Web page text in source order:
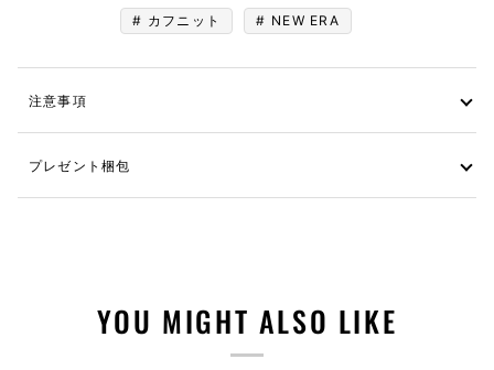
カフニット NEW ERA
注意事項
プレゼント梱包
YOU MIGHT ALSO LIKE